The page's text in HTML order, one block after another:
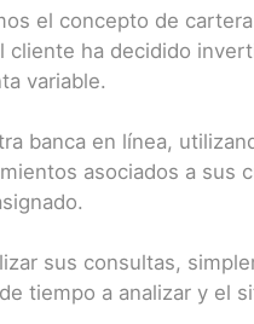
el concepto de
cliente ha decidido
variable.
banca en línea,
asociados a sus
sus consultas,
tiempo a analizar y el